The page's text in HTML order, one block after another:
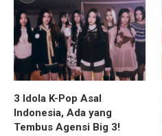
3 Idola K-Pop Asal
Indonesia, Ada yang
Tembus Agensi Big 3!